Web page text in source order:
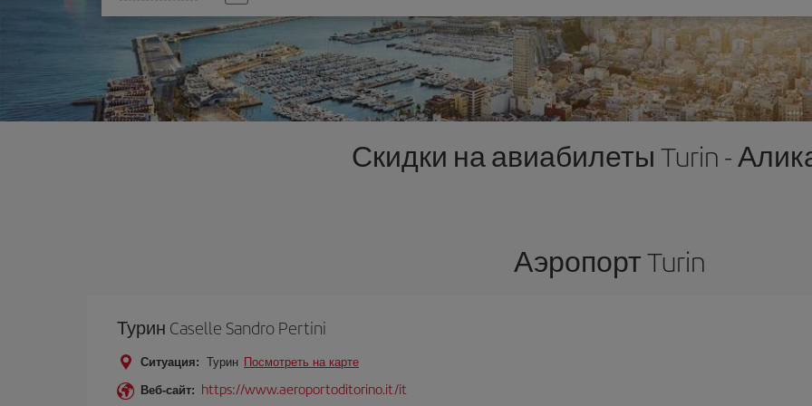
опцию
Скидки на авиабилеты Turin -
Аэропорт Turin
Турин Caselle Sandro Pertini
Ситуация: Турин Посмотреть на карте
Веб-сайт: https://www.aeroportoditorino.it/it